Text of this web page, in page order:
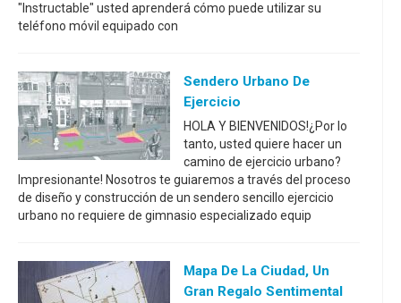
"Instructable" usted aprenderá cómo puede utilizar su
teléfono móvil equipado con
Sendero Urbano De
Ejercicio
HOLA Y BIENVENIDOS!¿Por lo
tanto, usted quiere hacer un
camino de ejercicio urbano?
Impresionante! Nosotros te guiaremos a través del proceso
de diseño y construcción de un sendero sencillo ejercicio
urbano no requiere de gimnasio especializado equip
Mapa De La Ciudad, Un
Gran Regalo Sentimental